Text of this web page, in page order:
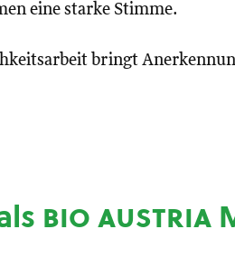
eine starke Stimme.
bringt
bio austria